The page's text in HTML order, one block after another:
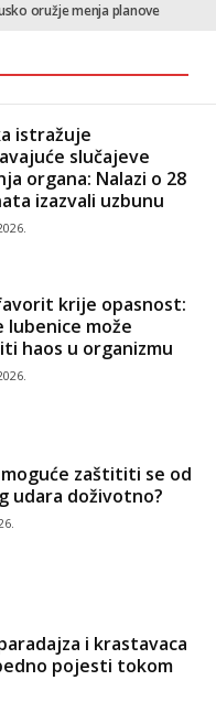
oružje menja planove
istražuje
slučajeve
organa: Nalazi o 28
izazvali uzbunu
krije opasnost:
lubenice može
haos u organizmu
moguće zaštititi se od
udara doživotno?
i krastavaca
pojesti tokom